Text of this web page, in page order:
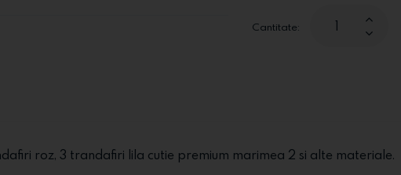
Cantitate:
roz, 3 trandafiri lila cutie premium marimea 2 si alte materiale.